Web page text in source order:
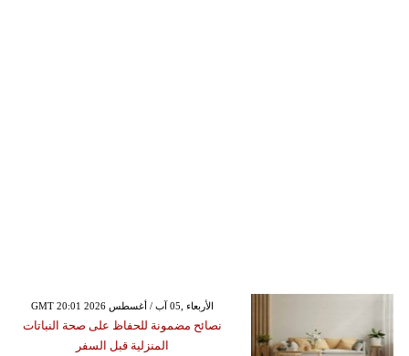
GMT 20:01 2026 الأربعاء ,05 آب / أغسطس
نصائح مضمونة للحفاظ على صحة النباتات
المنزلية قبل السفر